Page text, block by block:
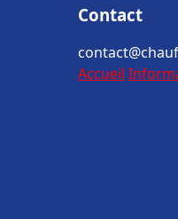
Contact
Accueil